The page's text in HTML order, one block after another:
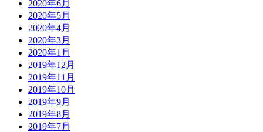
2020年6月
2020年5月
2020年4月
2020年3月
2020年1月
2019年12月
2019年11月
2019年10月
2019年9月
2019年8月
2019年7月